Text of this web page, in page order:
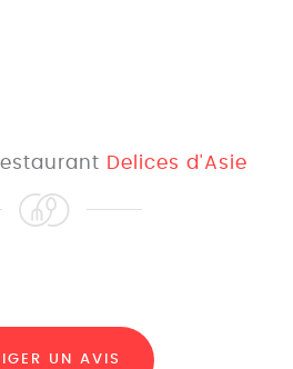
Delices d'Asie
UN AVIS